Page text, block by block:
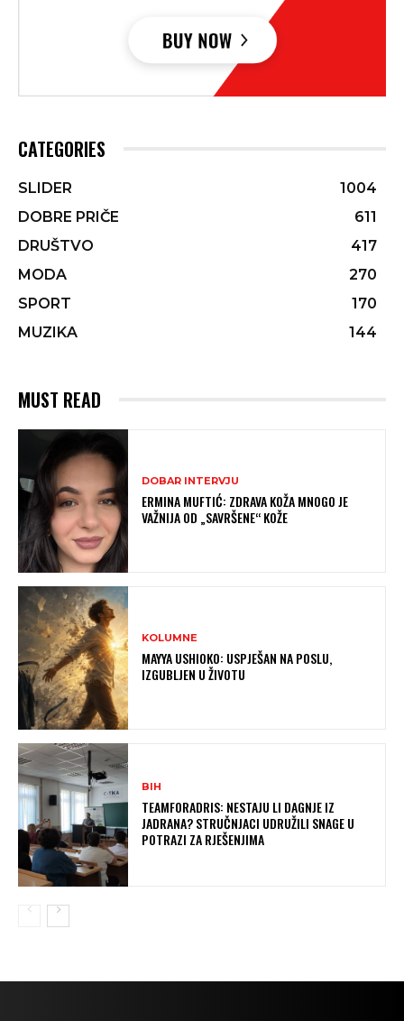
CATEGORIES
SLIDER
1004
DOBRE PRIČE
611
DRUŠTVO
417
MODA
270
SPORT
170
MUZIKA
144
MUST READ
DOBAR INTERVJU
ERMINA MUFTIĆ: ZDRAVA KOŽA MNOGO JE
VAŽNIJA OD „SAVRŠENE“ KOŽE
KOLUMNE
MAYYA USHIOKO: USPJEŠAN NA POSLU,
IZGUBLJEN U ŽIVOTU
BIH
TEAMFORADRIS: NESTAJU LI DAGNJE IZ
JADRANA? STRUČNJACI UDRUŽILI SNAGE U
POTRAZI ZA RJEŠENJIMA